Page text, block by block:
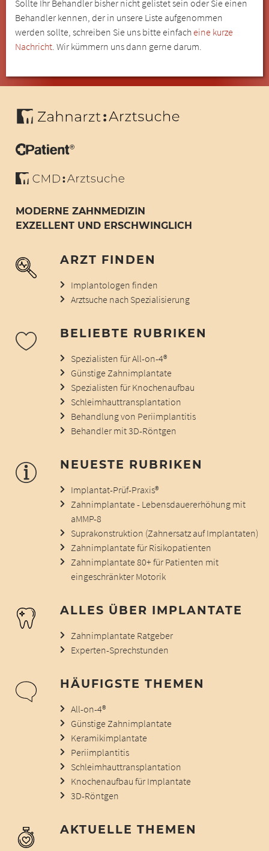
Sollte Ihr Behandler bisher nicht gelistet sein oder Sie einen
Behandler kennen, der in unsere Liste aufgenommen
werden sollte, schreiben Sie uns bitte einfacheine kurze
Nachricht. Wir kümmern uns dann gerne darum.
MODERNE ZAHNMEDIZIN
EXZELLENT UND ERSCHWINGLICH
ARZT FINDEN
Implantologen finden
Arztsuche nach Spezialisierung
BELIEBTE RUBRIKEN
Spezialisten für All-on-4®
Günstige Zahnimplantate
Spezialisten für Knochenaufbau
Schleimhauttransplantation
Behandlung von Periimplantitis
Behandler mit 3D-Röntgen
NEUESTE RUBRIKEN
Implantat-Prüf-Praxis®
Zahnimplantate - Lebensdauererhöhung mit
aMMP-8
Suprakonstruktion (Zahnersatz auf Implantaten)
Zahnimplantate für Risikopatienten
Zahnimplantate 80+ für Patienten mit
eingeschränkter Motorik
ALLES ÜBER IMPLANTATE
Zahnimplantate Ratgeber
Experten-Sprechstunden
HÄUFIGSTE THEMEN
All-on-4®
Günstige Zahnimplantate
Keramikimplantate
Periimplantitis
Schleimhauttransplantation
Knochenaufbau für Implantate
3D-Röntgen
AKTUELLE THEMEN